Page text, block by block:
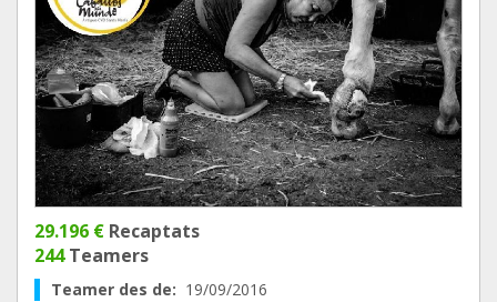
29.196 € Recaptats
244Teamers
Teamer des de: 19/09/2016